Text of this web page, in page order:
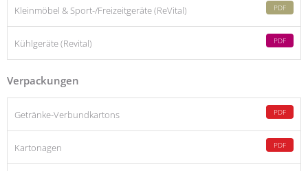
Kleinmöbel & Sport-/Freizeitgeräte (ReVital) PDF
Kühlgeräte (Revital) PDF
Verpackungen
Getränke-Verbundkartons PDF
Kartonagen PDF